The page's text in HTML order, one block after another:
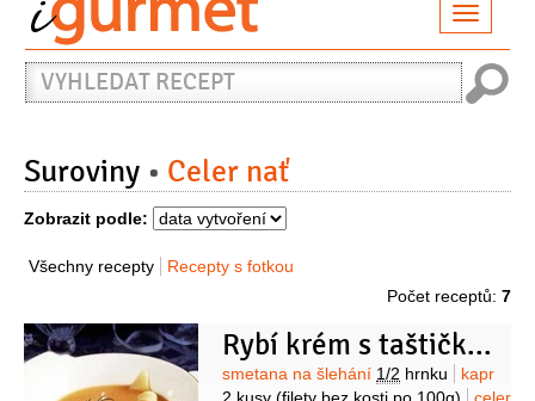
Vyhledat
recept
Suroviny Celer nať
Zobrazit podle:
Všechny recepty
Recepty s fotkou
Počet receptů: 7
Rybí krém s taštičkami
Suroviny
smetana na šlehání 1/2 hrnku
kapr